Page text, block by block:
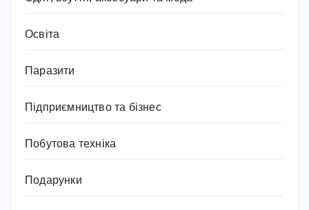
Освіта
Паразити
Підприємництво та бізнес
Побутова техніка
Подарунки